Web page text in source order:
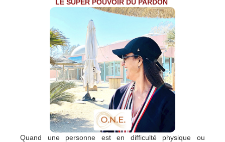
LE SUPER POUVOIR DU PARDON
Quand une personne est en difficulté physique ou